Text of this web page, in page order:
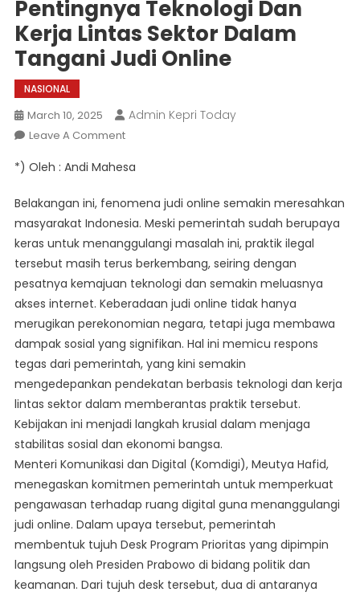
Pentingnya Teknologi Dan
Kerja Lintas Sektor Dalam
Tangani Judi Online
NASIONAL
March 10, 2025 Admin Kepri Today
Leave A CommentOn
Tekankan
Teknologi
Dan
Kerja
Lintas
Sektor
Dalam
Tangani
Judi
Online
*) Oleh : Andi Mahesa
Belakangan ini, fenomena judi online semakin meresahkan
masyarakat Indonesia. Meski pemerintah sudah berupaya
keras untuk menanggulangi masalah ini, praktik ilegal
tersebut masih terus berkembang, seiring dengan
pesatnya kemajuan teknologi dan semakin meluasnya
akses internet. Keberadaan judi online tidak hanya
merugikan perekonomian negara, tetapi juga membawa
dampak sosial yang signifikan. Hal ini memicu respons
tegas dari pemerintah, yang kini semakin
mengedepankan pendekatan berbasis teknologi dan kerja
lintas sektor dalam memberantas praktik tersebut.
Kebijakan ini menjadi langkah krusial dalam menjaga
stabilitas sosial dan ekonomi bangsa.
Menteri Komunikasi dan Digital (Komdigi), Meutya Hafid,
menegaskan komitmen pemerintah untuk memperkuat
pengawasan terhadap ruang digital guna menanggulangi
judi online. Dalam upaya tersebut, pemerintah
membentuk tujuh Desk Program Prioritas yang dipimpin
langsung oleh Presiden Prabowo di bidang politik dan
keamanan. Dari tujuh desk tersebut, dua di antaranya